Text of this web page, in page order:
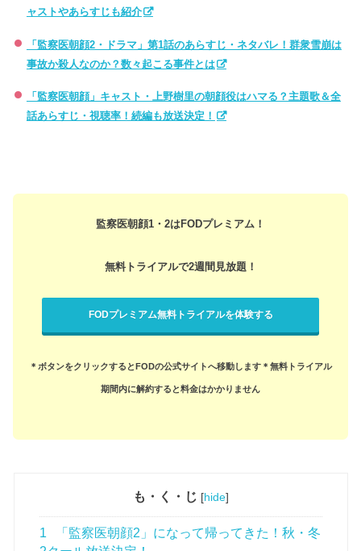
ャストやあらすじも紹介
「監察医朝顔2・ドラマ」第1話のあらすじ・ネタバレ！群衆雪崩は
事故か殺人なのか？数々起こる事件とは
「監察医朝顔」キャスト・上野樹里の朝顔役はハマる？主題歌＆全
話あらすじ・視聴率！続編も放送決定！
監察医朝顔1・2はFODプレミアム！
無料トライアルで2週間見放題！
FODプレミアム無料トライアルを体験する
＊ボタンをクリックするとFODの公式サイトへ移動します ＊無料トライアル
期間内に解約すると料金はかかりません
も・く・じ [hide]
1
「監察医朝顔2」になって帰ってきた！秋・冬